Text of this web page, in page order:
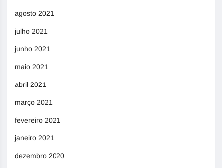
agosto 2021
julho 2021
junho 2021
maio 2021
abril 2021
março 2021
fevereiro 2021
janeiro 2021
dezembro 2020